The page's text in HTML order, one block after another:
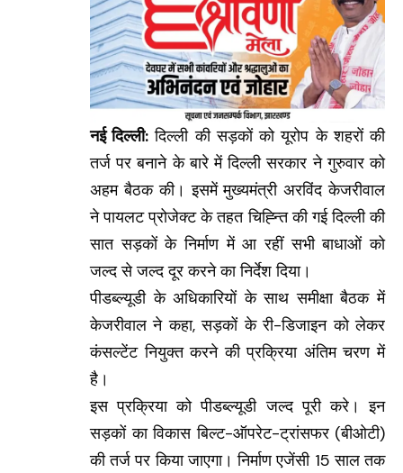
नई दिल्ली: दिल्ली की सड़कों को यूरोप के शहरों की
तर्ज पर बनाने के बारे में दिल्ली सरकार ने गुरुवार को
अहम बैठक की। इसमें मुख्यमंत्री अरविंद केजरीवाल
ने पायलट प्रोजेक्ट के तहत चिह्न्ति की गई दिल्ली की
सात सड़कों के निर्माण में आ रहीं सभी बाधाओं को
जल्द से जल्द दूर करने का निर्देश दिया।
पीडब्ल्यूडी के अधिकारियों के साथ समीक्षा बैठक में
केजरीवाल ने कहा, सड़कों के री-डिजाइन को लेकर
कंसल्टेंट नियुक्त करने की प्रक्रिया अंतिम चरण में
है।
इस प्रक्रिया को पीडब्ल्यूडी जल्द पूरी करे। इन
सड़कों का विकास बिल्ट-ऑपरेट-ट्रांसफर (बीओटी)
की तर्ज पर किया जाएगा। निर्माण एजेंसी 15 साल तक